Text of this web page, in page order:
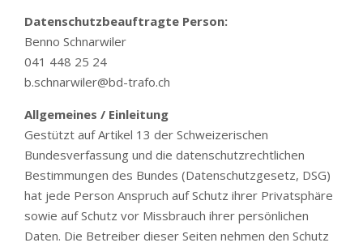
Datenschutzbeauftragte Person:
Benno Schnarwiler
041 448 25 24
b.schnarwiler@bd-trafo.ch
Allgemeines / Einleitung
Gestützt auf Artikel 13 der Schweizerischen
Bundesverfassung und die datenschutzrechtlichen
Bestimmungen des Bundes (Datenschutzgesetz, DSG)
hat jede Person Anspruch auf Schutz ihrer Privatsphäre
sowie auf Schutz vor Missbrauch ihrer persönlichen
Daten. Die Betreiber dieser Seiten nehmen den Schutz